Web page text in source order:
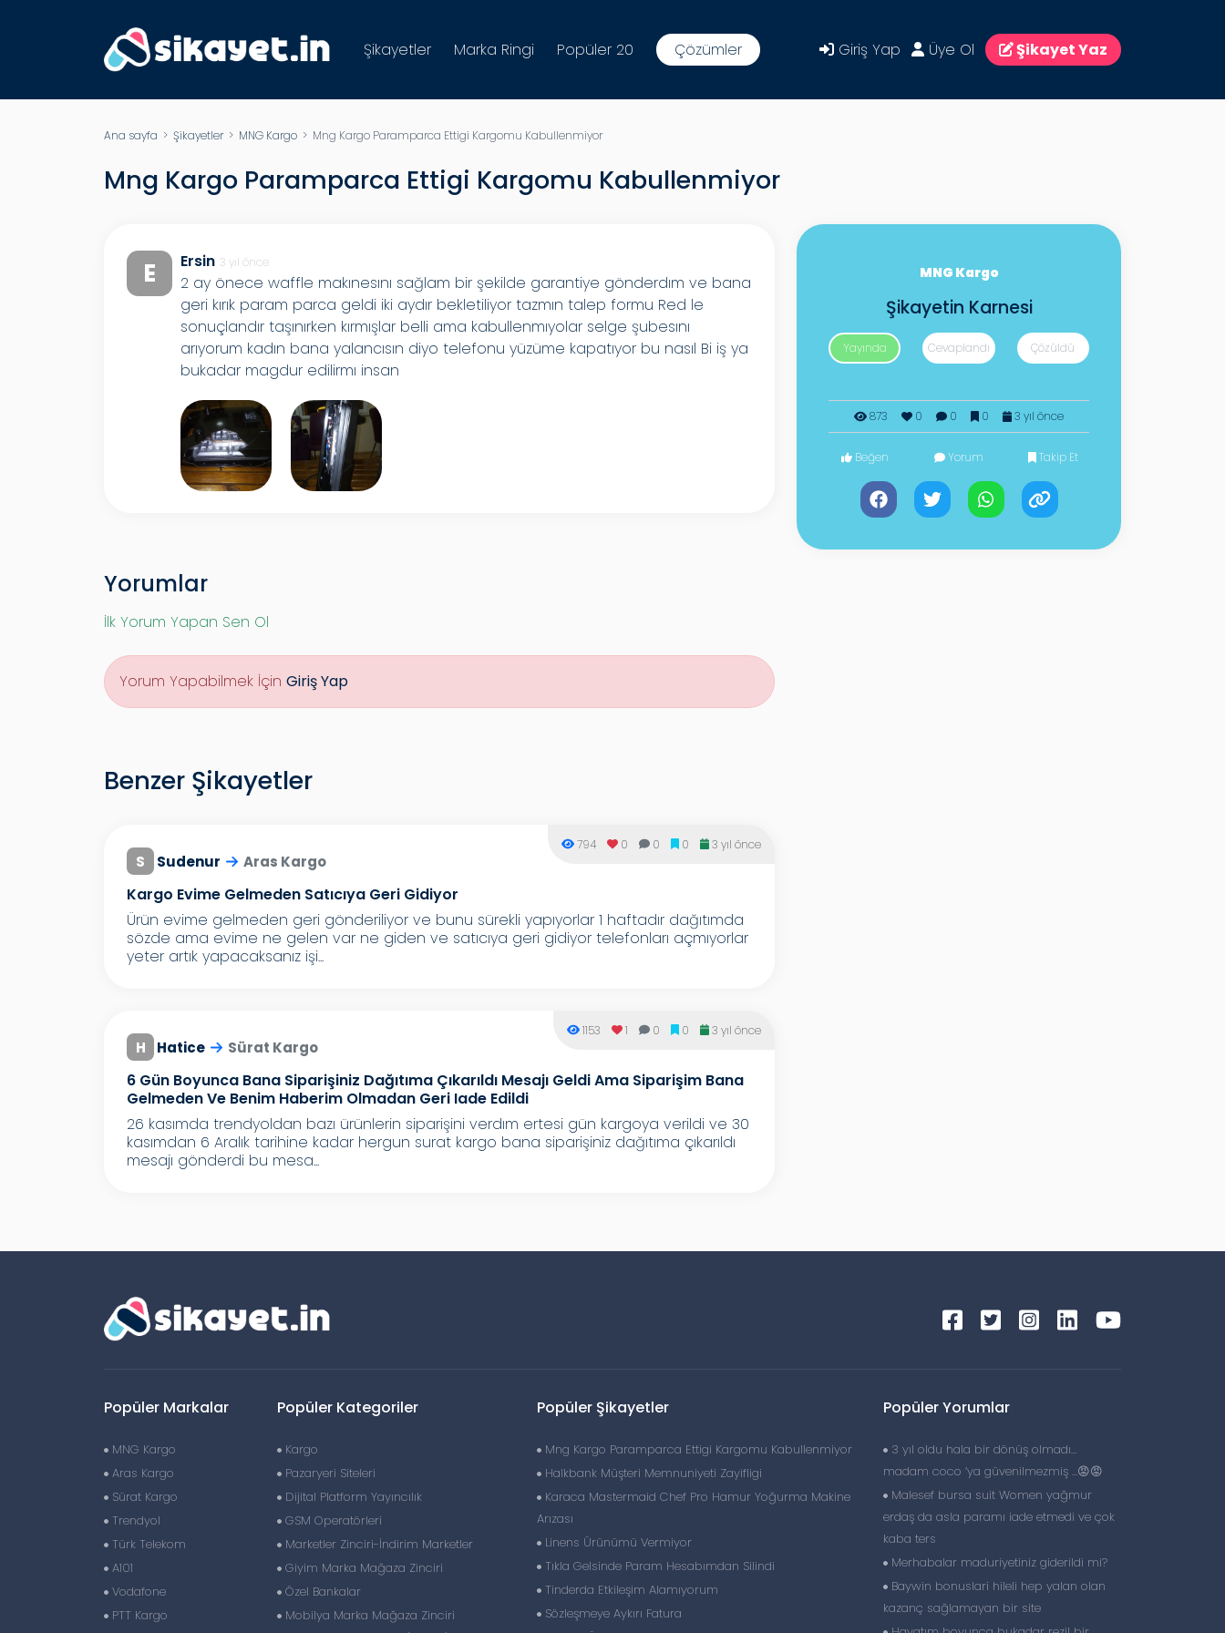
Şikayetler Marka Ringi Popüler 20 Çözümler Giriş Yap Üye Ol Şikayet Yaz
Ana sayfa > Şikayetler> MNG Kargo > Mng Kargo Paramparca Ettigi Kargomu Kabullenmiyor
Mng Kargo Paramparca Ettigi Kargomu Kabullenmiyor
E Ersin 3 yıl önce
2 ay önece waffle makınesını sağlam bir şekilde garantiye gönderdım ve bana
geri kırık param parca geldi iki aydır bekletiliyor tazmın talep formu Red le
sonuçlandır taşınırken kırmışlar belli ama kabullenmıyolar selge şubesını
arıyorum kadın bana yalancısın diyo telefonu yüzüme kapatıyor bu nasıl Bi iş ya
bukadar magdur edilirmı insan
MNG Kargo
Şikayetin Karnesi
Yayında Cevaplandı Çözüldü
873 0 0 0 3 yıl önce
Beğen Yorum Takip Et
Yorumlar
İlk Yorum Yapan Sen Ol
Yorum Yapabilmek İçin Giriş Yap
Benzer Şikayetler
S Sudenur Aras Kargo
Kargo Evime Gelmeden Satıcıya Geri Gidiyor
794 0 0 0 3 yıl önce
Ürün evime gelmeden geri gönderiliyor ve bunu sürekli yapıyorlar 1 haftadır dağıtımda
sözde ama evime ne gelen var ne giden ve satıcıya geri gidiyor telefonları açmıyorlar
yeter artık yapacaksanız işi...
H Hatice Sürat Kargo
6 Gün Boyunca Bana Siparişiniz Dağıtıma Çıkarıldı Mesajı Geldi Ama Siparişim Bana
Gelmeden Ve Benim Haberim Olmadan Geri Iade Edildi
1153 1 0 0 3 yıl önce
26 kasımda trendyoldan bazı ürünlerin siparişini verdım ertesi gün kargoya verildi ve 30
kasımdan 6 Aralık tarihine kadar hergun surat kargo bana siparişiniz dağıtıma çıkarıldı
mesajı gönderdi bu mesa...
Popüler Markalar
MNG Kargo
Aras Kargo
Sürat Kargo
Trendyol
Türk Telekom
A101
Vodafone
PTT Kargo
Popüler Kategoriler
Kargo
Pazaryeri Siteleri
Dijital Platform Yayıncılık
GSM Operatörleri
Marketler Zinciri-İndirim Marketler
Giyim Marka Mağaza Zinciri
Özel Bankalar
Mobilya Marka Mağaza Zinciri
Popüler Şikayetler
Mng Kargo Paramparca Ettigi Kargomu Kabullenmiyor
Halkbank Müşteri Memnuniyeti Zayifligi
Karaca Mastermaid Chef Pro Hamur Yoğurma Makine
Arızası
Linens Ürünümü Vermiyor
Tıkla Gelsinde Param Hesabımdan Silindi
Tinderda Etkileşim Alamıyorum
Sözleşmeye Aykırı Fatura
Popüler Yorumlar
3 yıl oldu hala bir dönüş olmadı…
madam coco ‘ya güvenilmezmiş …😡😡
Malesef bursa suit Women yağmur
erdaş da asla paramı iade etmedi ve çok
kaba ters
Merhabalar maduriyetiniz giderildi mi?
Baywin bonuslari hileli hep yalan olan
kazanç sağlamayan bir site